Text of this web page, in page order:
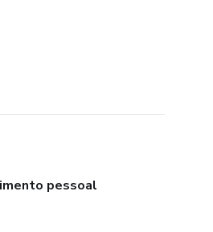
pessoal